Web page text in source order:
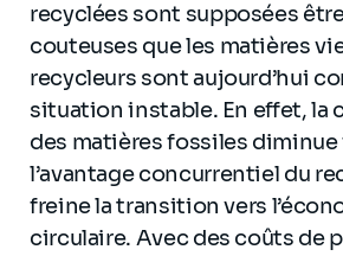
recyclées sont supposées
couteuses que les matières
recycleurs sont aujourd’hui
situation instable. En effet, la
des matières fossiles
l’avantage concurrentiel du
freine la transition vers
circulaire. Avec des coûts de